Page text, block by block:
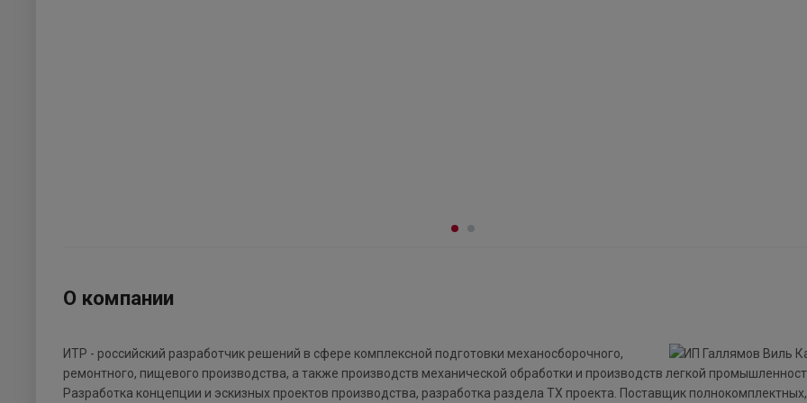
О компании
ИТР - российский разработчик решений в сфере комплексной подготовки механосборочного,
ремонтного, пищевого производства, а также производств механической обработки и производств легкой
Разработка концепции и эскизных проектов производства, разработка раздела ТХ проекта. Поставщик полнокомплектных,